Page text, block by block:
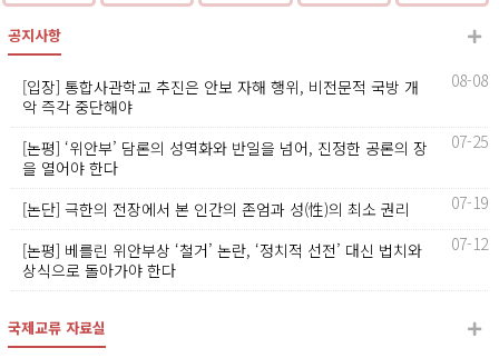
공지사항
[입장] 통합사관학교 추진은 안보 자해 행위, 비전문적 국방 개
악 즉각 중단해야
08-08
[논평] ‘위안부’ 담론의 성역화와 반일을 넘어, 진정한 공론의 장
을 열어야 한다
07-25
[논단] 극한의 전장에서 본 인간의 존엄과 성(性)의 최소 권리 07-19
[논평] 베를린 위안부상 ‘철거’ 논란, ‘정치적 선전’ 대신 법치와
상식으로 돌아가야 한다
07-12
국제교류 자료실